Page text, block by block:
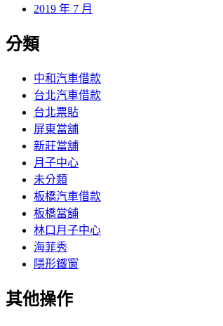
2019 年 7 月
分類
中和汽車借款
台北汽車借款
台北票貼
屏東當舖
新莊當舖
月子中心
未分類
板橋汽車借款
板橋當舖
林口月子中心
海菲秀
隱形鐵窗
其他操作